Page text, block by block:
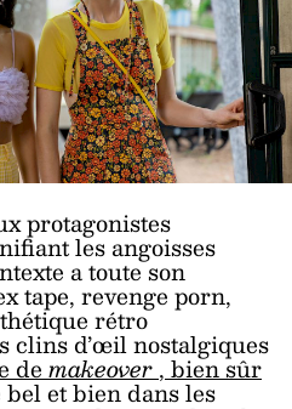
protagonistes
les angoisses
a toute son
tape, revenge porn,
rétro
clins d’œil nostalgiques
demakeover, bien sûr
et bien dans les